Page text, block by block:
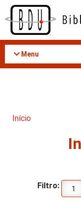
Acessar
conteúdo
Menu
Início
Filtro: